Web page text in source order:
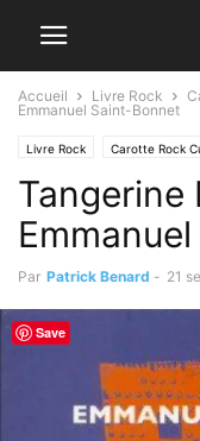
Accueil Livre Rock
Emmanuel Saint-Bonnet
Livre Rock Carotte Rock
Littérature
Tangerine
Par Patrick Benard - 21
Save